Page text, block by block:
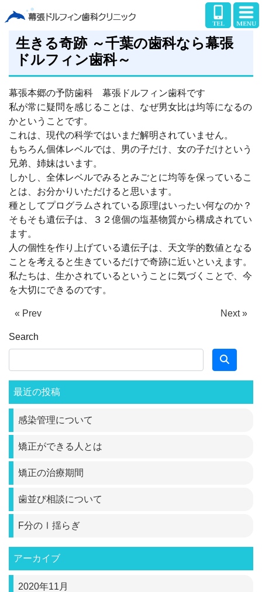
生きる奇跡 ～千葉の歯科なら幕張
ドルフィン歯科～
幕張本郷の予防歯科 幕張ドルフィン歯科です
私が常に疑問を感じることは、なぜ男女比は均等になるの
かということです。
これは、現代の科学ではいまだ解明されていません。
もちろん個体レベルでは、男の子だけ、女の子だけという
兄弟、姉妹はいます。
しかし、全体レベルでみるとみごとに均等を保っているこ
とは、お分かりいただけると思います。
種としてプログラムされている原理はいったい何なのか？
そもそも遺伝子は、３２億個の塩基物質から構成されてい
ます。
人の個性を作り上げている遺伝子は、天文学的数値となる
ことを考えると生きているだけで奇跡に近いといえます。
私たちは、生かされているということに気づくことで、今
を大切にできるのです。
« Prev Next »
Search
最近の投稿
感染管理について
矯正ができる人とは
矯正の治療期間
歯並び相談について
F分のⅠ揺らぎ
アーカイブ
2020年11月